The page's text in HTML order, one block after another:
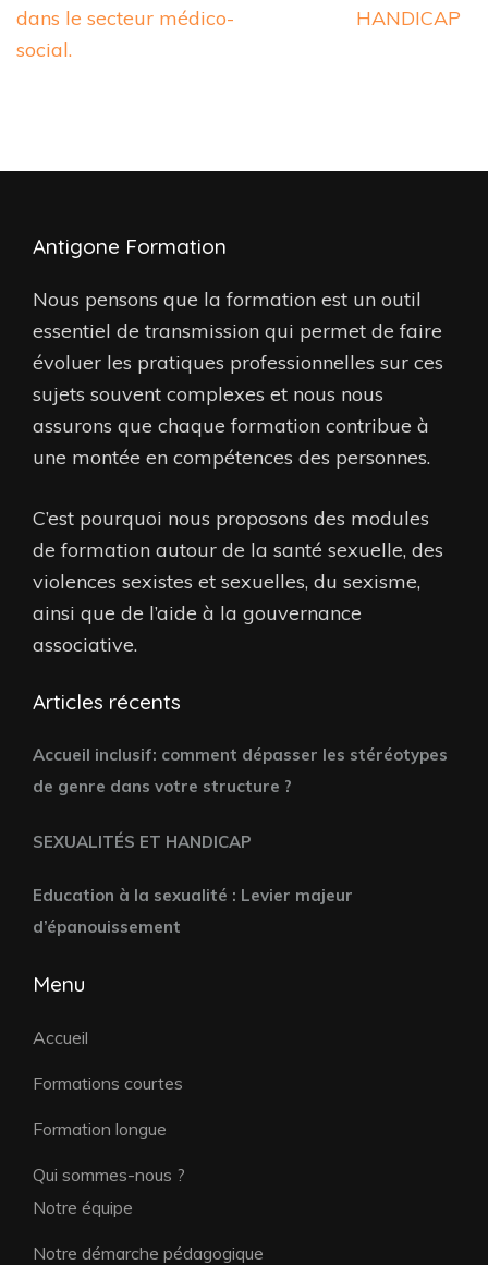
dans le secteur médico-
social.
HANDICAP
Antigone Formation
Nous pensons que la formation est un outil
essentiel de transmission qui permet de faire
évoluer les pratiques professionnelles sur ces
sujets souvent complexes et nous nous
assurons que chaque formation contribue à
une montée en compétences des personnes.
C’est pourquoi nous proposons des modules
de formation autour de la santé sexuelle, des
violences sexistes et sexuelles, du sexisme,
ainsi que de l’aide à la gouvernance
associative.
Articles récents
Accueil inclusif: comment dépasser les stéréotypes
de genre dans votre structure ?
SEXUALITÉS ET HANDICAP
Education à la sexualité : Levier majeur
d’épanouissement
Menu
Accueil
Formations courtes
Formation longue
Qui sommes-nous ?
Notre équipe
Notre démarche pédagogique